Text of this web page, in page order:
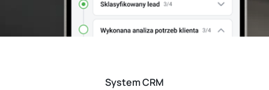
System CRM